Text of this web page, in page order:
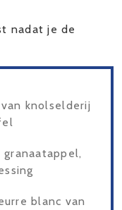
nadat je de
knolselderij
blanc van